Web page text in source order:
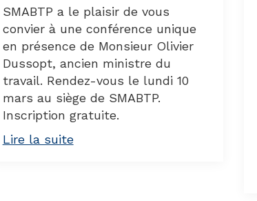
SMABTP a le plaisir de vous
convier à une conférence unique
en présence de Monsieur Olivier
Dussopt, ancien ministre du
travail. Rendez-vous le lundi 10
mars au siège de SMABTP.
Inscription gratuite.
Lire la suite